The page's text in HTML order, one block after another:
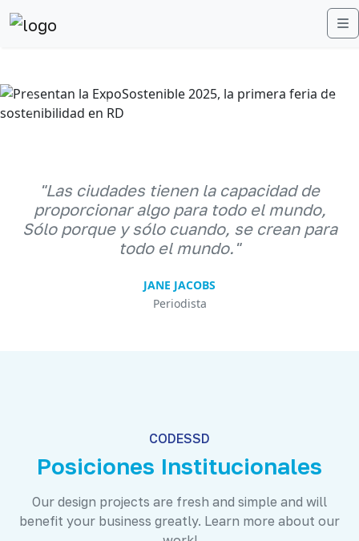
Anterior
"Las ciudades tienen la capacidad de
proporcionar algo para todo el mundo,
Sólo porque y sólo cuando, se crean para
todo el mundo."
JANE JACOBS
Periodista
CODESSD
Posiciones Institucionales
Our design projects are fresh and simple and will
benefit your business greatly. Learn more about our